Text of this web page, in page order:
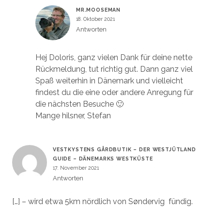
MR.MOOSEMAN
18. Oktober 2021
Antworten
Hej Doloris, ganz vielen Dank für deine nette
Rückmeldung, tut richtig gut. Dann ganz viel
Spaß weiterhin in Dänemark und vielleicht
findest du die eine oder andere Anregung für
die nächsten Besuche 🙂
Mange hilsner, Stefan
VESTKYSTENS GÅRDBUTIK – DER WESTJÜTLAND
GUIDE – DÄNEMARKS WESTKÜSTE
17. November 2021
Antworten
[…] – wird etwa 5km nördlich von Søndervig fündig.